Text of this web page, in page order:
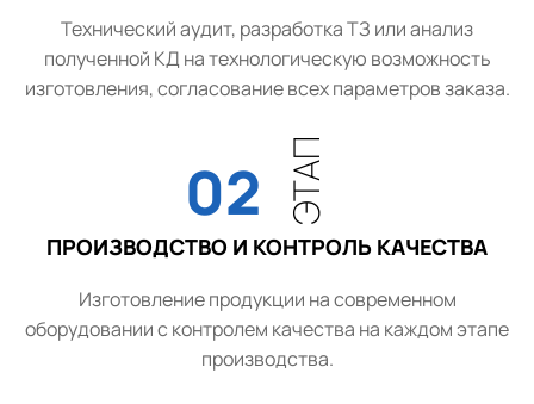
Технический аудит, разработка ТЗ или анализ
полученной КД на технологическую возможность
изготовления, согласование всех параметров заказа.
02 ЭТАП
ПРОИЗВОДСТВО И КОНТРОЛЬ КАЧЕСТВА
Изготовление продукции на современном
оборудовании с контролем качества на каждом этапе
производства.